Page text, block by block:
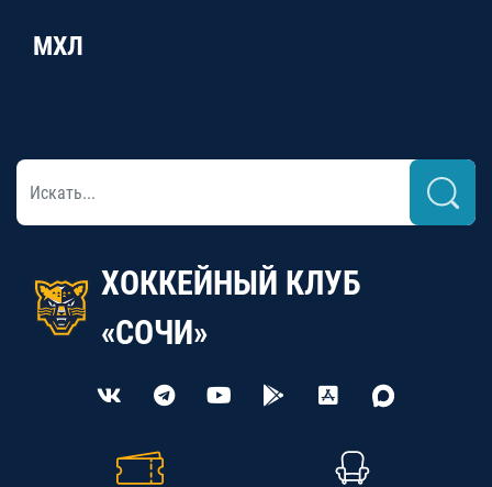
МХЛ
ХОККЕЙНЫЙ КЛУБ
«СОЧИ»